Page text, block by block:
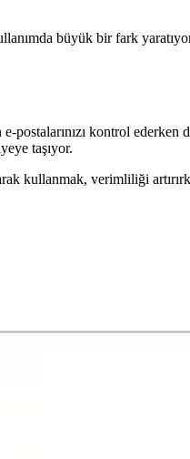
büyük bir fark
postalarınızı kontrol
taşıyor.
kullanmak, verimliliği
sistemlerine ilgiyi artırıyor.